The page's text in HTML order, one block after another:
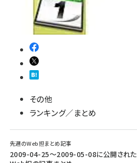
その他
ランキング／まとめ
先週のWeb担まとめ記事
2009-04-25～2009-05-08に公開された